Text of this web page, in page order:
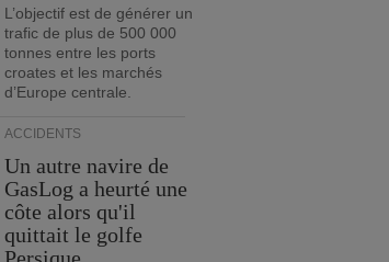
L’objectif est de générer un
trafic de plus de 500 000
tonnes entre les ports
croates et les marchés
d’Europe centrale.
ACCIDENTS
Un autre navire de
GasLog a heurté une
côte alors qu'il
quittait le golfe